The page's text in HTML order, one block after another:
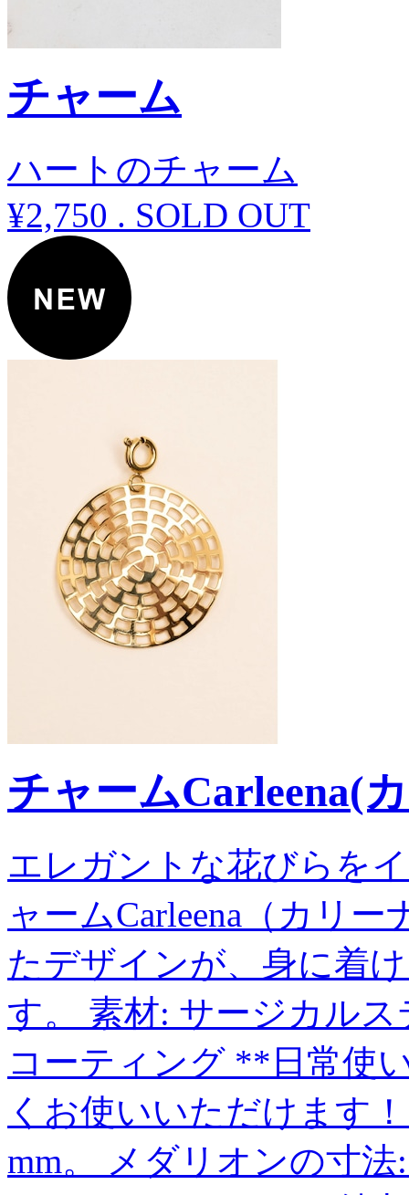
チャーム
ハートのチャーム
¥2,750 . SOLD OUT
チャームCarleena(
エレガントな花びらを
ャームCarleena（カリ
たデザインが、身に着
す。 素材: サージカル
コーティング **日常使
くお使いいただけます
mm。 メダリオンの寸